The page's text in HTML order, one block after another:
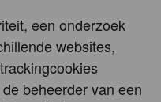
een onderzoek
websites,
beheerder van een